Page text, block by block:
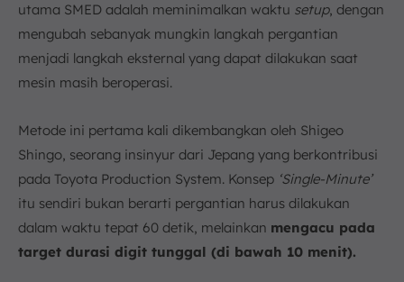
utama SMED adalah meminimalkan waktu setup, dengan
mengubah sebanyak mungkin langkah pergantian
menjadi langkah eksternal yang dapat dilakukan saat
mesin masih beroperasi.
Metode ini pertama kali dikembangkan oleh Shigeo
Shingo, seorang insinyur dari Jepang yang berkontribusi
pada Toyota Production System. Konsep ‘Single-Minute’
itu sendiri bukan berarti pergantian harus dilakukan
dalam waktu tepat 60 detik, melainkan mengacu pada
target durasi digit tunggal (di bawah 10 menit).